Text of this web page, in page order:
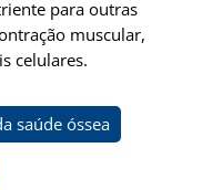
para outras
muscular,
celulares.
saúde óssea